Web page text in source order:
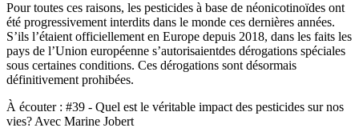
Pour toutes ces raisons, les pesticides à base de néonicotinoïdes ont
été progressivement interdits dans le monde ces dernières années.
S’ils l’étaient officiellement en Europe depuis 2018, dans les faits les
pays de l’Union européenne s’autorisaientdes dérogations spéciales
sous certaines conditions. Ces dérogations sont désormais
définitivement prohibées.
À écouter : #39 - Quel est le véritable impact des pesticides sur nos
vies? Avec Marine Jobert